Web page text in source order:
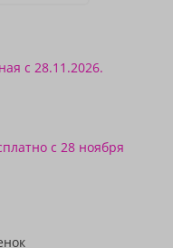
с 28.11.2026.
с 28 ноября